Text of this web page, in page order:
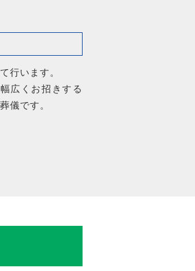
行います。
広くお招きする
儀です。